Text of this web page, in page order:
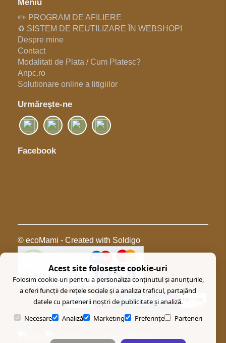
Meniu
✏️ PROGRAM DE AFILIERE
♻️ SISTEM DE REUTILIZARE ÎN WEBSHOP!
Despre mine
Contact
Modalitati de Plata / Cum Platesc?
Anpc.ro
Solutionare online a litigiilor
Urmăreşte-ne
Facebook
© ecoMami - Created with Soldigo
Acest site folosește cookie-uri
Folosim cookie-uri pentru a personaliza conținutul și anunțurile,
a oferi funcții de rețele sociale și a analiza traficul, partajând
datele cu partenerii noștri de publicitate și analiză.
Necesare
Analiză Marketing Preferințe Parteneri